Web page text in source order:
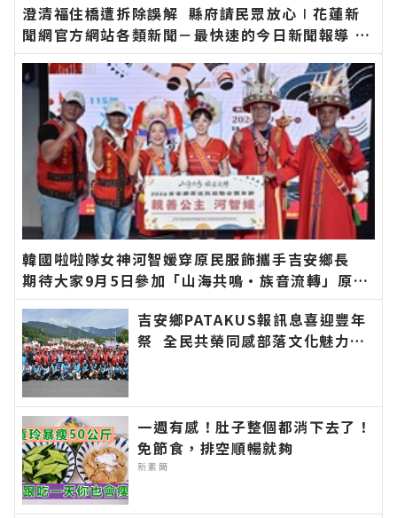
澄清福住橋遭拆除誤解 縣府請民眾放心∣花蓮新
聞網官方網站各類新聞－最快速的今日新聞報導 最
新的在地資訊！
韓國啦啦隊女神河智媛穿原民服飾攜手吉安鄉長
期待大家9月5日參加「山海共鳴•族音流轉」原住
民族聯合豐年節∣花蓮新聞網官方網站各類新聞－
最快速的今日新聞報導 最新的在地資訊！
吉安鄉PATAKUS報訊息喜迎豐年
祭 全民共榮同感部落文化魅力∣
資訊！
一週有感！肚子整個都消下去了！
免節食，排空順暢就夠
新素簡